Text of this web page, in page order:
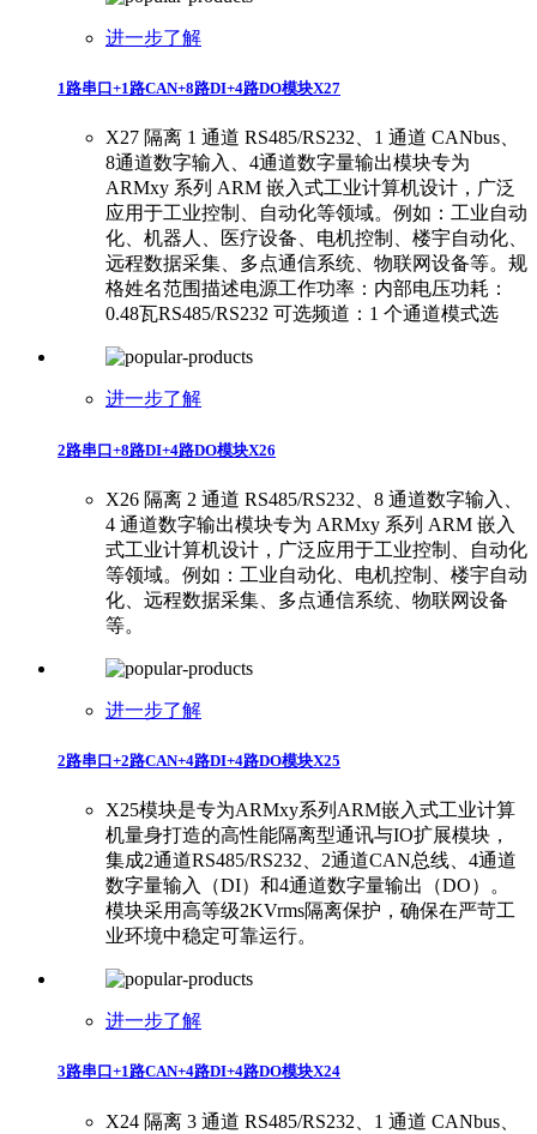
进一步了解
1路串口+1路CAN+8路DI+4路DO模块X27
X27 隔离 1 通道 RS485/RS232、1 通道 CANbus、
8通道数字输入、4通道数字量输出模块专为
ARMxy 系列 ARM 嵌入式工业计算机设计，广泛
应用于工业控制、自动化等领域。例如：工业自动
化、机器人、医疗设备、电机控制、楼宇自动化、
远程数据采集、多点通信系统、物联网设备等。规
格姓名范围描述电源工作功率：内部电压功耗：
0.48瓦RS485/RS232 可选频道：1 个通道模式选
进一步了解
2路串口+8路DI+4路DO模块X26
X26 隔离 2 通道 RS485/RS232、8 通道数字输入、
4 通道数字输出模块专为 ARMxy 系列 ARM 嵌入
式工业计算机设计，广泛应用于工业控制、自动化
等领域。例如：工业自动化、电机控制、楼宇自动
化、远程数据采集、多点通信系统、物联网设备
等。
进一步了解
2路串口+2路CAN+4路DI+4路DO模块X25
X25模块是专为ARMxy系列ARM嵌入式工业计算
机量身打造的高性能隔离型通讯与IO扩展模块，
集成2通道RS485/RS232、2通道CAN总线、4通道
数字量输入（DI）和4通道数字量输出（DO）。
模块采用高等级2KVrms隔离保护，确保在严苛工
业环境中稳定可靠运行。
进一步了解
3路串口+1路CAN+4路DI+4路DO模块X24
X24 隔离 3 通道 RS485/RS232、1 通道 CANbus、